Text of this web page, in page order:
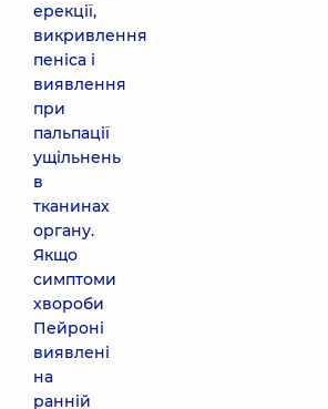
ерекції,
викривлення
пеніса і
виявлення
при
пальпації
ущільнень
в
тканинах
органу.
Якщо
симптоми
хвороби
Пейроні
виявлені
на
ранній